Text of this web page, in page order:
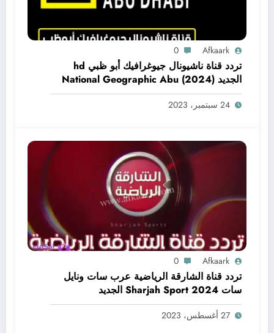
Afkaark
0
تردد قناة ناشيونال جيوغرافيك أبو ظبي hd
الجديد (2024) National Geographic Abu
Dhabi CH
24 سبتمبر، 2023
Afkaark
0
تردد قناة الشارقة الرياضية عرب سات ونايل
سات Sharjah Sport 2024 الجديد
27 أغسطس، 2023